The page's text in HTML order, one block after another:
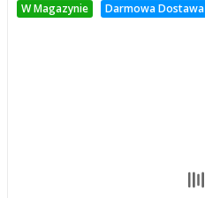
W Magazynie Darmowa Dostawa